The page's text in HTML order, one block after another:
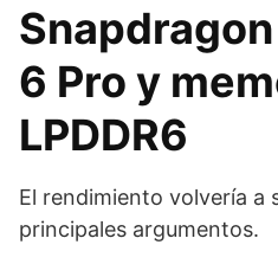
6 Pro y
LPDDR6
El rendimiento volvería a
principales argumentos.